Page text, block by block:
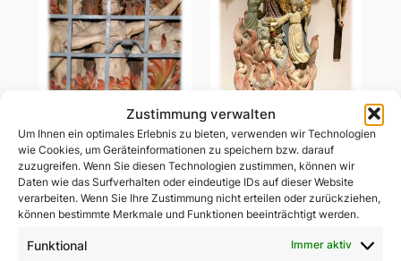
Zustimmung verwalten
Um Ihnen ein optimales Erlebnis zu bieten, verwenden wir Technologien
wie Cookies, um Geräteinformationen zu speichern bzw. darauf
zuzugreifen. Wenn Sie diesen Technologien zustimmen, können wir
Daten wie das Surfverhalten oder eindeutige IDs auf dieser Website
verarbeiten. Wenn Sie Ihre Zustimmung nicht erteilen oder zurückziehen,
können bestimmte Merkmale und Funktionen beeinträchtigt werden.
Funktional Immer aktiv
Ablass-Gebetsbildchen
(Motiv C: Dießen)
5,00€
Ablass-Gebetsbildchen
(Motiv D: Maria
Vesperbild)